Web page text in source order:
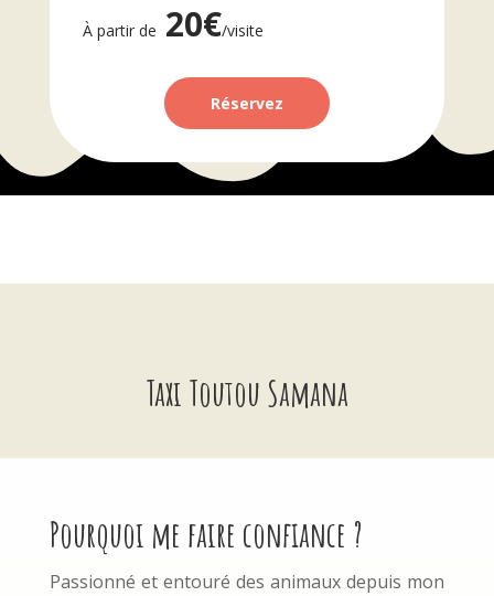
À partir de 20€/visite
Réservez
Taxi Toutou Samana
Pourquoi me faire confiance ?
Passionné et entouré des animaux depuis mon